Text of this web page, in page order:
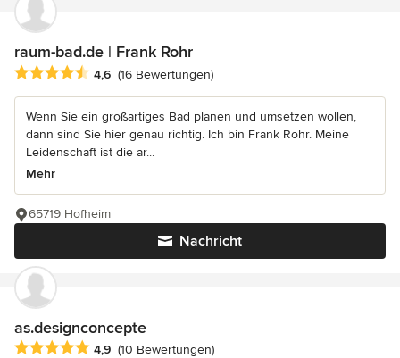
raum-bad.de | Frank Rohr
Durchschnittliche Bewertung: 4.6 von 5 Sternen
4,6 (16 Bewertungen)
Wenn Sie ein großartiges Bad planen und umsetzen wollen,
dann sind Sie hier genau richtig. Ich bin Frank Rohr. Meine
Leidenschaft ist die ar...
Mehr
Nachricht
65719 Hofheim
as.designconcepte
Durchschnittliche Bewertung: 4.9 von 5 Sternen
4,9 (10 Bewertungen)